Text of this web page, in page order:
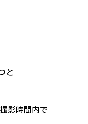
と
影時間内で